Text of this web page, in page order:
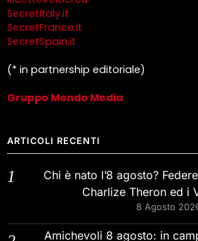
SecretItaly.it
SecretFrance.it
SecretSpain.it
(* in partnership editoriale)
Gruppo Mondo Media
ARTICOLI RECENTI
Chi è nato l’8 agosto?
Charlize Theron ed i
8 Agosto
Amichevoli 8 agosto: in